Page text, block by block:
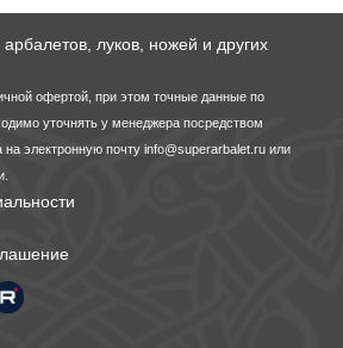
луков, ножей и других
офертой, при этом точные данные по
уточнять у менеджера посредством
на электронную почту info@superarbalet.ru или